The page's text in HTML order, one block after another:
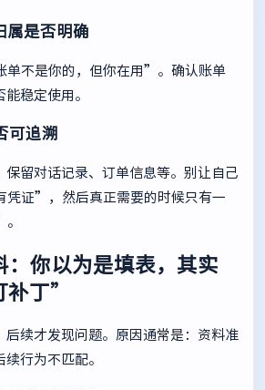
属是否明确
单不是你的，但你在用”。确认账单
稳定使用。
可追溯
保留对话记录、订单信息等。别让自己
凭证”，然后真正需要的时候只有一
：你以为是填表，其实
丁”
后续才发现问题。原因通常是：资料准
行为不匹配。